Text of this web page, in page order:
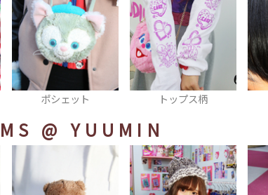
トップス柄 ヘアピン
@ YUUMIN